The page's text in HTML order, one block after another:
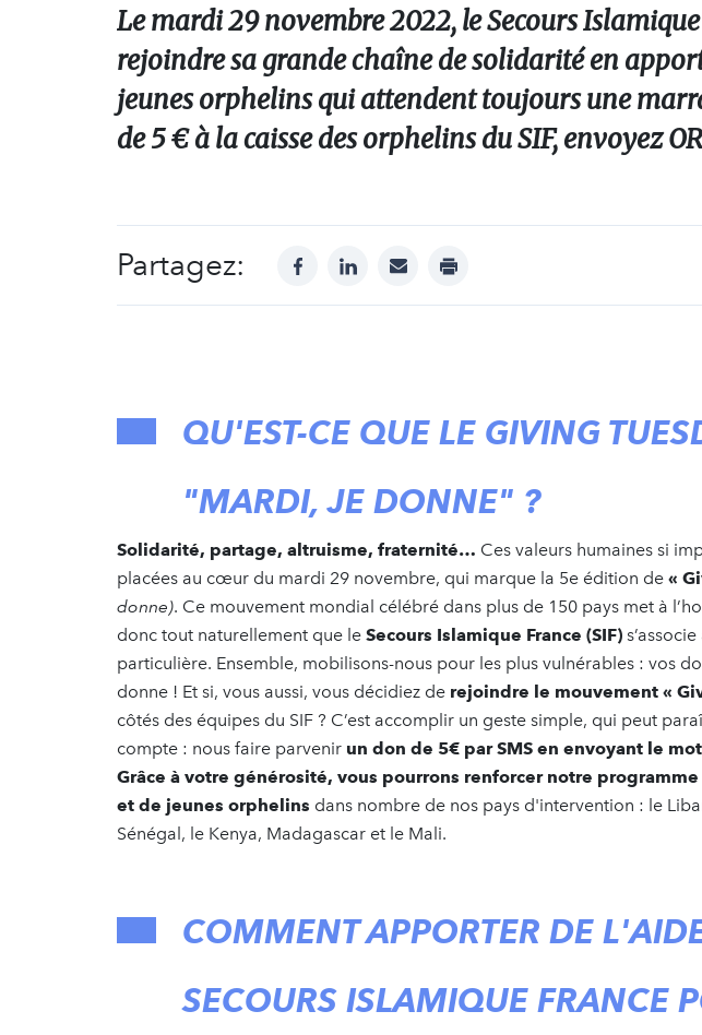
Le mardi 29 novembre 2022, le Secours
rejoindre sa grande chaîne de solidarité en
jeunes orphelins qui attendent toujours une
de 5 € à la caisse des orphelins du SIF, envoyez
Partagez: facebooklinkedinmail print
QU'EST-CE QUE LE GIVING
"MARDI, JE DONNE" ?
Solidarité, partage, altruisme, fraternité… Ces valeurs humaines si
placées au cœur du mardi 29 novembre, qui marque la 5e édition de «
donne). Ce mouvement mondial célébré dans plus de 150 pays met à
donc tout naturellement que le Secours Islamique France (SIF)
particulière. Ensemble, mobilisons-nous pour les plus vulnérables : vos
donne ! Et si, vous aussi, vous décidiez de rejoindre le mouvement «
côtés des équipes du SIF ? C’est accomplir un geste simple, qui peut
compte : nous faire parvenir un don de 5€ par SMS en envoyant le
Grâce à votre générosité, vous pourrons renforcer notre
et de jeunes orphelins dans nombre de nos pays d'intervention : le
Sénégal, le Kenya, Madagascar et le Mali.
COMMENT APPORTER DE
SECOURS ISLAMIQUE FRANCE